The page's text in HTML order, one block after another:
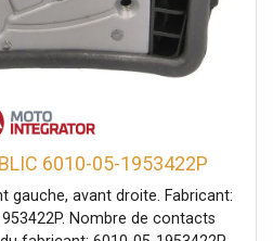
6010-05-1953422P
gauche, avant droite. Fabricant:
Nombre de contacts